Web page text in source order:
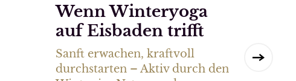
Wenn Winteryoga
auf Eisbaden trifft
Sanft erwachen, kraftvoll
durchstarten – Aktiv durch den